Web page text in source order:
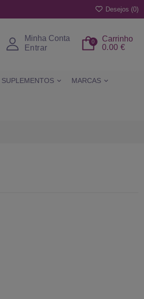
Desejos (0)
Minha Conta
Entrar
Carrinho
0
0.00 €
SUPLEMENTOS MARCAS